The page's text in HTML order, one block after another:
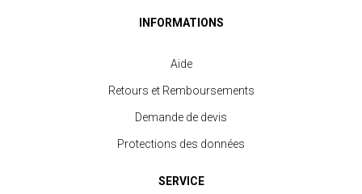
INFORMATIONS
Aide
Retours et Remboursements
Demande de devis
Protections des données
SERVICE